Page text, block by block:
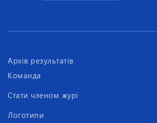
Архів результатів
Команда
Стати членом журі
Логотипи